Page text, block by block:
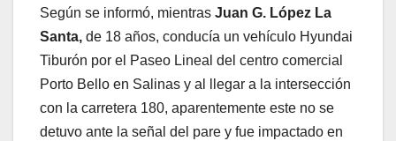
Según se informó, mientras Juan G. López La
Santa, de 18 años, conducía un vehículo Hyundai
Tiburón por el Paseo Lineal del centro comercial
Porto Bello en Salinas y al llegar a la intersección
con la carretera 180, aparentemente este no se
detuvo ante la señal del pare y fue impactado en